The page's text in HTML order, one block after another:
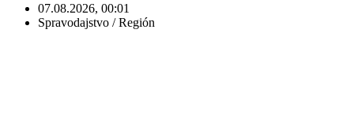
07.08.2026, 00:01
Spravodajstvo / Región